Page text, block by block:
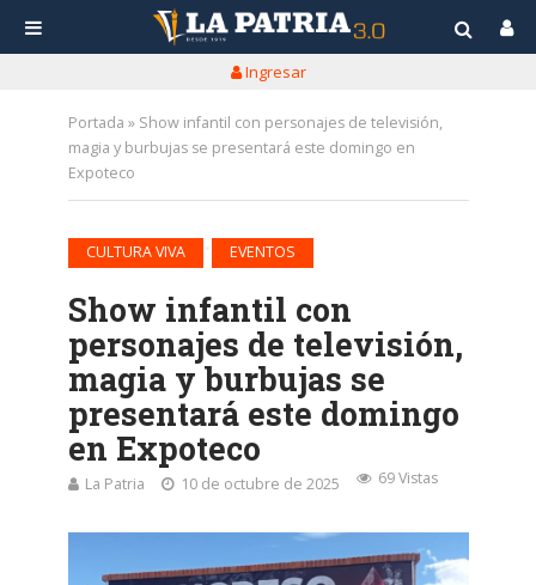
Ingresar
Portada » Show infantil con personajes de televisión,
magia y burbujas se presentará este domingo en
Expoteco
CULTURA VIVA EVENTOS
Show infantil con
personajes de televisión,
magia y burbujas se
presentará este domingo
en Expoteco
La Patria 10 de octubre de 2025 69 Vistas